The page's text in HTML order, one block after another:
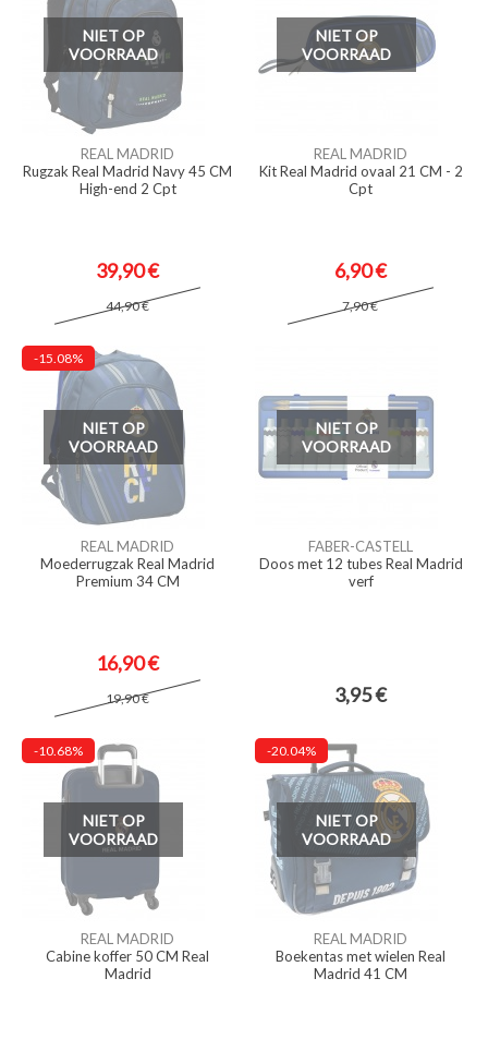
NIET OP
VOORRAAD
REAL MADRID
Rugzak Real Madrid Navy 45 CM
High-end 2 Cpt
39,90 €
44,90 €
NIET OP
VOORRAAD
REAL MADRID
Kit Real Madrid ovaal 21 CM - 2
Cpt
6,90 €
7,90 €
-15.08%
NIET OP
VOORRAAD
REAL MADRID
Moederrugzak Real Madrid
Premium 34 CM
16,90 €
19,90 €
NIET OP
VOORRAAD
FABER-CASTELL
Doos met 12 tubes Real Madrid
verf
3,95 €
-10.68%
NIET OP
VOORRAAD
REAL MADRID
Cabine koffer 50 CM Real
Madrid
-20.04%
NIET OP
VOORRAAD
REAL MADRID
Boekentas met wielen Real
Madrid 41 CM